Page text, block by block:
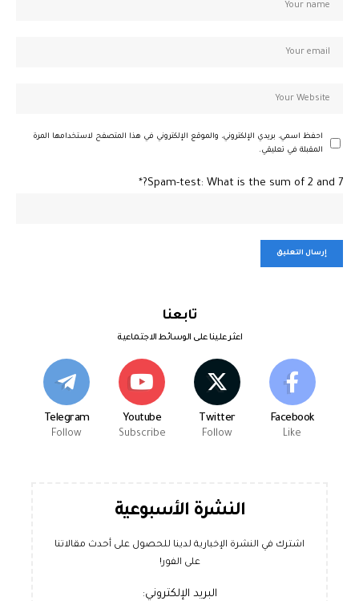
احفظ اسمي، بريدي الإلكتروني، والموقع الإلكتروني في هذا المتصفح لاستخدامها المرة
المقبلة في تعليقي.
Spam-test: What is the sum of 2 and 7?*
تابعنا
اعثر علينا على الوسائط الاجتماعية
Facebook
Like
Twitter
Follow
Youtube
Subscribe
Telegram
Follow
النشرة الأسبوعية
اشترك في النشرة الإخبارية لدينا للحصول على أحدث مقالاتنا
على الفور!
البريد الإلكتروني: